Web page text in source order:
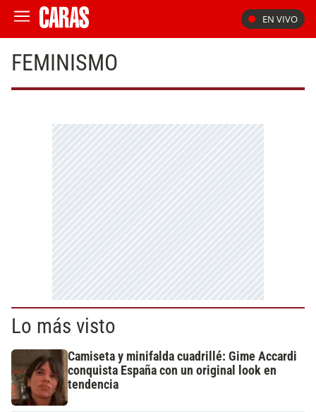
EN VIVO
FEMINISMO
Lo más visto
Camiseta y minifalda cuadrillé: Gime Accardi
conquista España con un original look en
tendencia